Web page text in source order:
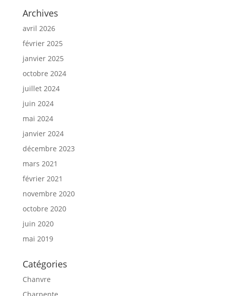
Archives
avril 2026
février 2025
janvier 2025
octobre 2024
juillet 2024
juin 2024
mai 2024
janvier 2024
décembre 2023
mars 2021
février 2021
novembre 2020
octobre 2020
juin 2020
mai 2019
Catégories
Chanvre